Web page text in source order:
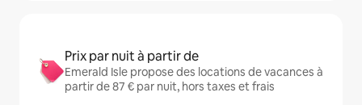
Prix par nuit à partir de
Emerald Isle propose des locations de vacances à
partir de 87 € par nuit, hors taxes et frais